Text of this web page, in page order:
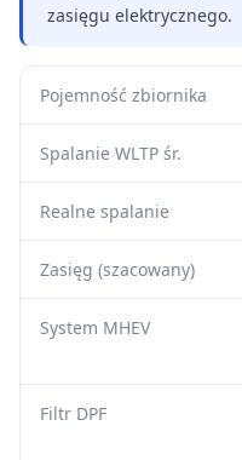
zasięgu elektrycznego.
Pojemność zbiornika
Spalanie WLTP śr.
Realne spalanie
Zasięg (szacowany)
System MHEV
Filtr DPF